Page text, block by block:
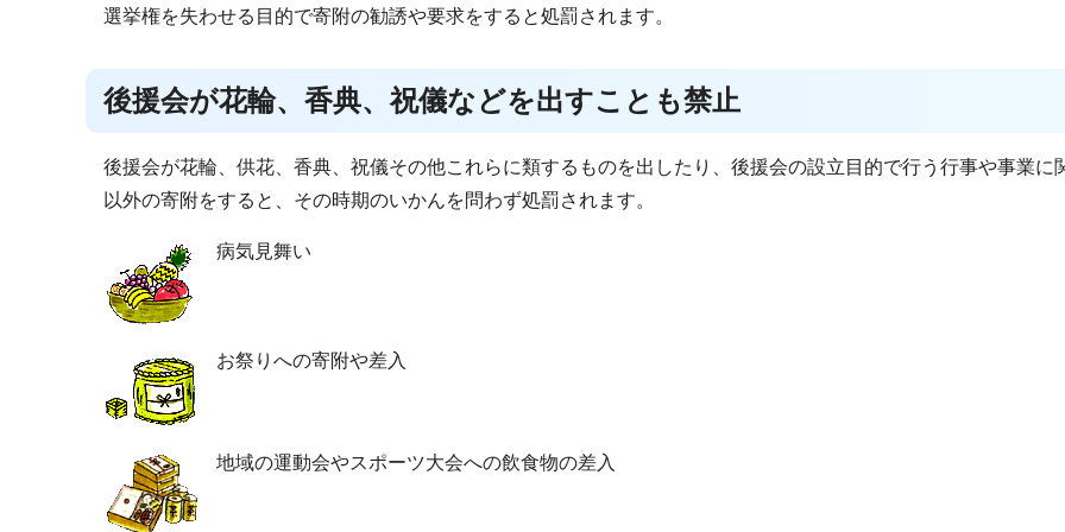
選挙権を失わせる目的で寄附の勧誘や要求をすると処罰されます。
後援会が花輪、香典、祝儀などを出すことも禁止
後援会が花輪、供花、香典、祝儀その他これらに類するものを出したり、後援会の設立目的で行う行事や事業に
以外の寄附をすると、その時期のいかんを問わず処罰されます。
病気見舞い
お祭りへの寄附や差入
地域の運動会やスポーツ大会への飲食物の差入